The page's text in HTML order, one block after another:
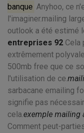
banque Anyhoo, ce
l'imaginer.mailing
outlook a été estimé
entreprises 92 Cela
extrêmement
500mb free que ce
l'utilisation de ce.
sarbacane emailing
signifie pas
cela.exemple mailing
Comment peut-